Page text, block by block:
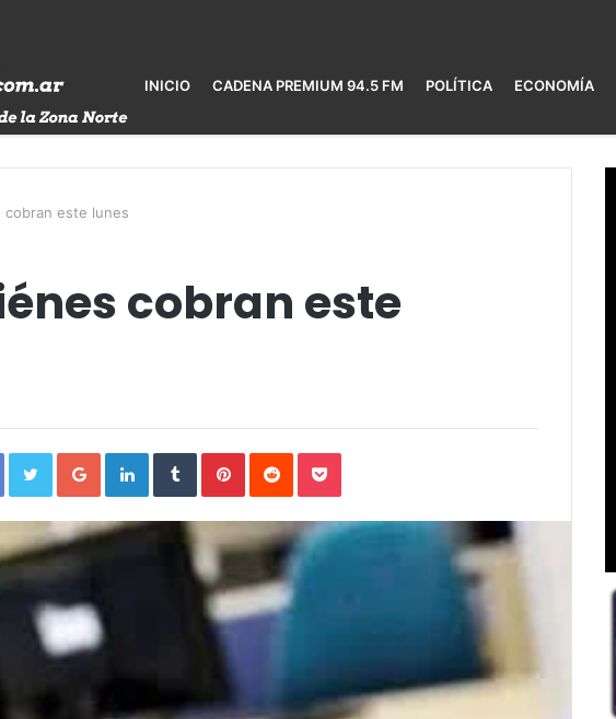
INICIO CADENA PREMIUM 94.5 FM POLÍTICA ECONOMÍA
cobran este lunes
cobran este
FacebookTwitterGoogle+LinkedInTumblrPinterestReddit Pocket